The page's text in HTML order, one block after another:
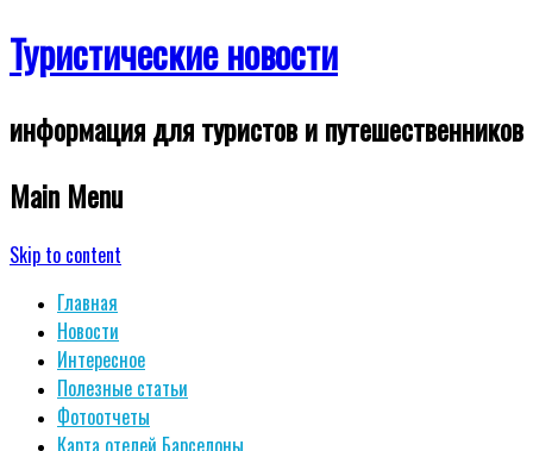
Туристические новости
информация для туристов и путешественников
Main Menu
Skip to content
Главная
Новости
Интересное
Полезные статьи
Фотоотчеты
Карта отелей Барселоны